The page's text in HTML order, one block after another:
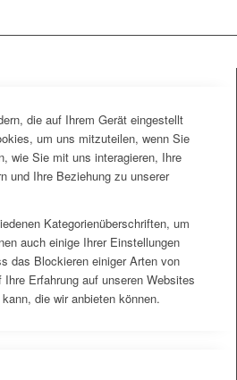
die auf Ihrem Gerät eingestellt
um uns mitzuteilen, wenn Sie
wie Sie mit uns interagieren, Ihre
und Ihre Beziehung zu unserer
Kategorienüberschriften, um
auch einige Ihrer Einstellungen
das Blockieren einiger Arten von
Erfahrung auf unseren Websites
die wir anbieten können.